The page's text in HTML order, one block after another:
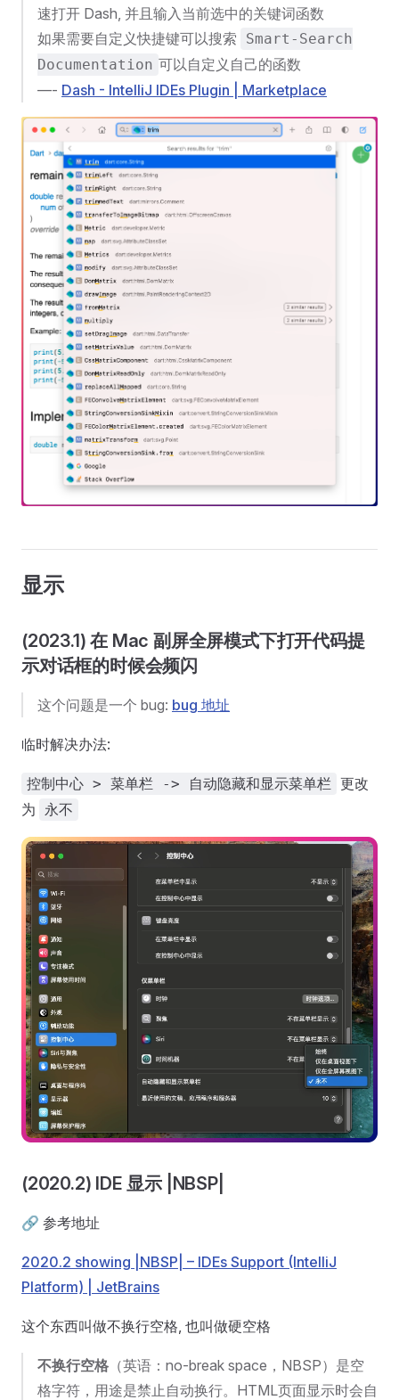
速打开 Dash, 并且输入当前选中的关键词函数
如果需要自定义快捷键可以搜索
Smart-Search
Documentation 可以自定义自己的函数
—- Dash - IntelliJ IDEs Plugin | Marketplace
显示
(2023.1) 在 Mac 副屏全屏模式下打开代码提
示对话框的时候会频闪
这个问题是一个 bug: bug 地址
临时解决办法:
控制中心 > 菜单栏 -> 自动隐藏和显示菜单栏 更改
为
永不
(2020.2) IDE 显示 |NBSP|
🔗 参考地址
2020.2 showing |NBSP| – IDEs Support (IntelliJ
Platform) | JetBrains
这个东西叫做不换行空格, 也叫做硬空格
不换行空格 （英语：no-break space，NBSP）是空
格字符，用途是禁止自动换行。HTML页面显示时会自